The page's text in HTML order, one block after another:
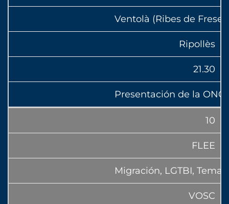
Ventolà (Ribes de Freser)
Ripollès
21.30
Presentación de la
10
FLEE
Migración, LGTBI,
VOSC